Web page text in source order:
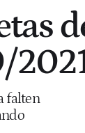
falten